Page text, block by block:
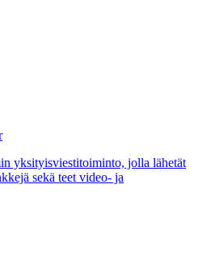
yksityisviestitoiminto, jolla lähetät
sekä teet video- ja